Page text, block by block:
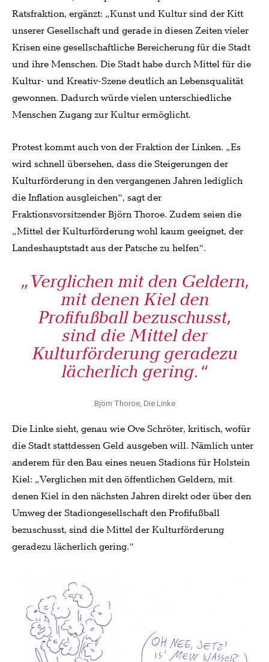
Ratsfraktion, ergänzt: „Kunst und Kultur sind der Kitt
unserer Gesellschaft und gerade in diesen Zeiten vieler
Krisen eine gesellschaftliche Bereicherung für die Stadt
und ihre Menschen. Die Stadt habe durch Mittel für die
Kultur- und Kreativ-Szene deutlich an Lebensqualität
gewonnen. Dadurch würde vielen unterschiedliche
Menschen Zugang zur Kultur ermöglicht.
Protest kommt auch von der Fraktion der Linken. „Es
wird schnell übersehen, dass die Steigerungen der
Kulturförderung in den vergangenen Jahren lediglich
die Inflation ausgleichen“, sagt der
Fraktionsvorsitzender Björn Thoroe. Zudem seien die
„Mittel der Kulturförderung wohl kaum geeignet, der
Landeshauptstadt aus der Patsche zu helfen“.
„Verglichen mit den Geldern,
mit denen Kiel den
Profifußball bezuschusst,
sind die Mittel der
Kulturförderung geradezu
lächerlich gering.“
Björn Thoroe, Die Linke
Die Linke sieht, genau wie Ove Schröter, kritisch, wofür
die Stadt stattdessen Geld ausgeben will. Nämlich unter
anderem für den Bau eines neuen Stadions für Holstein
Kiel: „Verglichen mit den öffentlichen Geldern, mit
denen Kiel in den nächsten Jahren direkt oder über den
Umweg der Stadiongesellschaft den Profifußball
bezuschusst, sind die Mittel der Kulturförderung
geradezu lächerlich gering.“